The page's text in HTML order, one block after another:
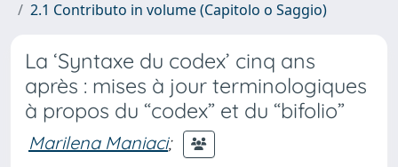
2.1 Contributo in volume (Capitolo o Saggio)
La ‘Syntaxe du codex’ cinq ans
après : mises à jour terminologiques
à propos du “codex” et du “bifolio”
Marilena Maniaci;